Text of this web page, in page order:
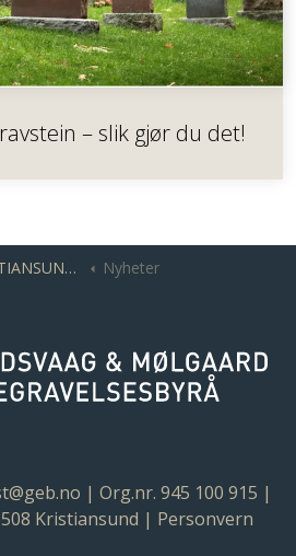
– slik gjør du det!
& Mølgaard Begravelsesbyrå Nyheter
| Org.nr. 945 100 915 |
Kristiansund | Personvern